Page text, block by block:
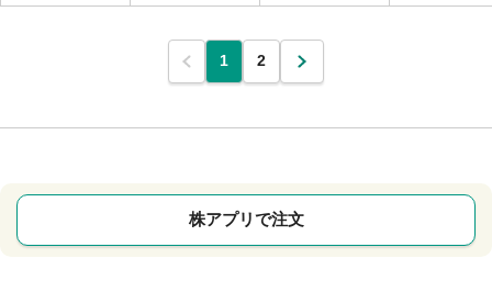
1 2
株アプリで注文